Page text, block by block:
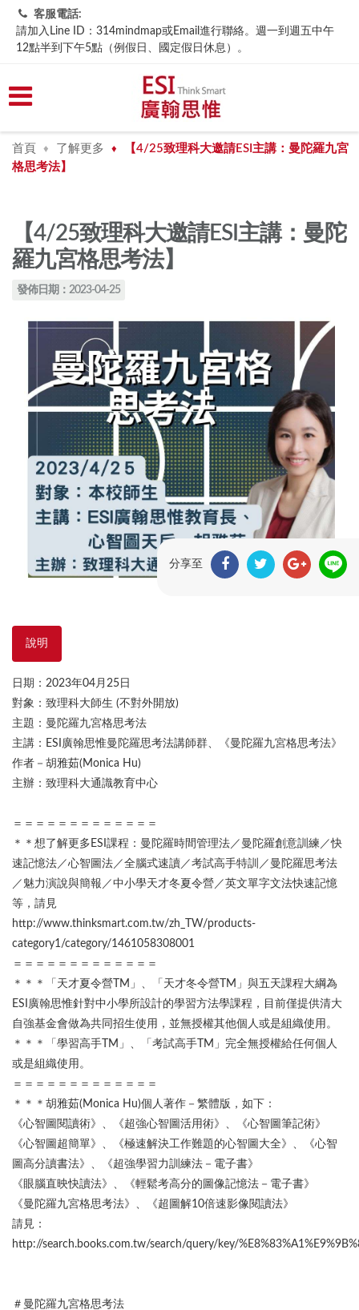
客服電話:
請加入Line ID：314mindmap或Email進行聯絡。週一到週五中午
12點半到下午5點（例假日、國定假日休息）。
首頁 ♦ 了解更多 ♦
【4/25致理科大邀請ESI主講：曼陀羅九宮
格思考法】
【4/25致理科大邀請ESI主講：曼陀
羅九宮格思考法】
發佈日期：2023-04-25
分享至
說明
日期：2023年04月25日
對象：致理科大師生 (不對外開放)
主題：曼陀羅九宮格思考法
主講：ESI廣翰思惟曼陀羅思考法講師群、《曼陀羅九宮格思考法》
作者－胡雅茹(Monica Hu)
主辦：致理科大通識教育中心
＝＝＝＝＝＝＝＝＝＝＝＝＝
＊＊想了解更多ESI課程：曼陀羅時間管理法／曼陀羅創意訓練／快
速記憶法／心智圖法／全腦式速讀／考試高手特訓／曼陀羅思考法
／魅力演說與簡報／中小學天才冬夏令營／英文單字文法快速記憶
等，請見
http://www.thinksmart.com.tw/zh_TW/products-
category1/category/1461058308001
＝＝＝＝＝＝＝＝＝＝＝＝＝
＊＊＊「天才夏令營TM」、「天才冬令營TM」與五天課程大綱為
ESI廣翰思惟針對中小學所設計的學習方法學課程，目前僅提供清大
自強基金會做為共同招生使用，並無授權其他個人或是組織使用。
＊＊＊「學習高手TM」、「考試高手TM」完全無授權給任何個人
或是組織使用。
＝＝＝＝＝＝＝＝＝＝＝＝＝
＊＊＊胡雅茹(Monica Hu)個人著作－繁體版，如下：
《心智圖閱讀術》、《超強心智圖活用術》、《心智圖筆記術》
《心智圖超簡單》、《極速解決工作難題的心智圖大全》、《心智
圖高分讀書法》、《超強學習力訓練法－電子書》
《眼腦直映快讀法》、《輕鬆考高分的圖像記憶法－電子書》
《曼陀羅九宮格思考法》、《超圖解10倍速影像閱讀法》
請見：
http://search.books.com.tw/search/query/key/
＃曼陀羅九宮格思考法